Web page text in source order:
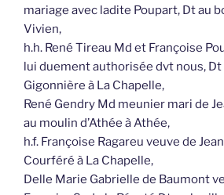
mariage avec ladite Poupart, Dt au
Vivien,
h.h. René Tireau Md et Françoise
lui duement authorisée dvt nous, Dt
Gigonnière à La Chapelle,
René Gendry Md meunier mari de
au moulin d’Athée à Athée,
h.f. Françoise Ragareu veuve de
Courféré à La Chapelle,
Delle Marie Gabrielle de Baumont